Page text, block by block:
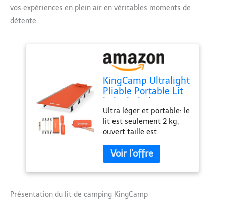
vos expériences en plein air en véritables moments de
détente.
KingCamp Ultralight
Pliable Portable Lit
capacité de Poids
120 Kg pour
intérieur en Plein air
Camping Plage
Jardin
Ultra léger et portable: le
lit est seulement 2 kg,
ouvert taille est
36x13x13 cm lorsqu'il est
emballé comme une
seule poignée sac, ce qui
configurer: quatre stents
Présentation du lit de camping KingCamp